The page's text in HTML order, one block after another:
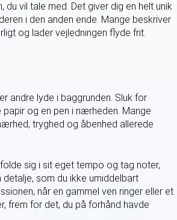
vil tale med. Det giver dig en helt unik
i den anden ende. Mange beskriver
og lader vejledningen flyde frit.
andre lyde i baggrunden. Sluk for
og en pen i nærheden. Mange
tryghed og åbenhed allerede
sig i sit eget tempo og tag noter,
som du ikke umiddelbart
når en gammel ven ringer eller et
frem for det, du på forhånd havde